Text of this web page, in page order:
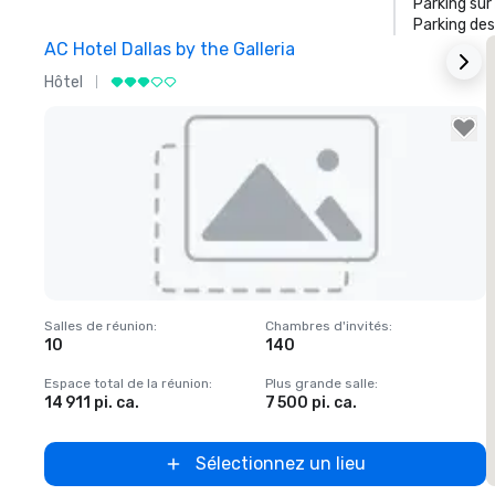
Parking sur
Parking
AC Hotel Dallas by the Galleria
Hôtel
Removed from favorites
Salles de réunion:
10
Chambres d'invités:
140
Espace total de la réunion:
14 911 pi. ca.
Plus grande salle:
7 500 pi. ca.
Sélectionnez un lieu